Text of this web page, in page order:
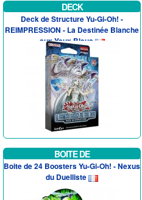
DECK
Deck de Structure Yu-Gi-Oh! -
REIMPRESSION - La Destinée Blanche
aux Yeux Bleus
BOITE DE
Boite de 24 Boosters Yu-Gi-Oh! - Nexus
du Duelliste